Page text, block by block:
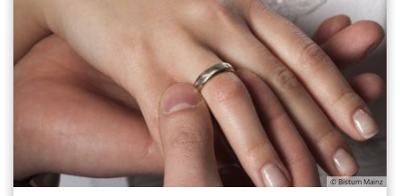
© Bistum Mainz